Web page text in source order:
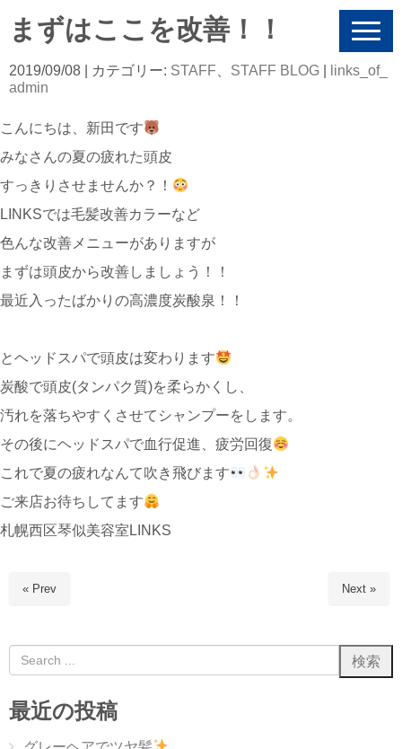
N
i
まずはここを改善！！
2019/09/08 | カテゴリー: STAFF STAFF BLOG
links_of_
admin
こんにちは、新田です
みなさんの夏の疲れた頭皮
すっきりさせませんか？！
LINKSでは毛髪改善カラーなど
色んな改善メニューがありますが
まずは頭皮から改善しましょう！！
最近入ったばかりの高濃度炭酸泉！！
とヘッドスパで頭皮は変わります
炭酸で頭皮(タンパク質)を柔らかくし、
汚れを落ちやすくさせてシャンプーをします。
その後にヘッドスパで血行促進、疲労回復
これで夏の疲れなんて吹き飛びます
ご来店お待ちしてます
札幌西区琴似美容室LINKS
« Prev Next »
最近の投稿